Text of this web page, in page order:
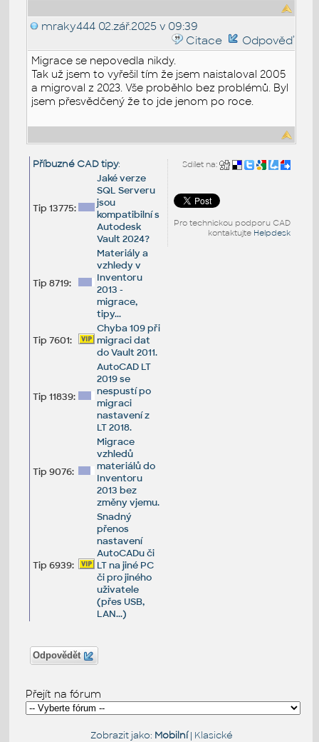
mraky444 02.zář.2025 v 09:39
Citace
Odpověď
Migrace se nepovedla nikdy.
Tak už jsem to vyřešil tím že jsem naistaloval 2005
a migroval z 2023. Vše proběhlo bez problémů. Byl
jsem přesvědčený že to jde jenom po roce.
Sdílet na:
Pro technickou podporu CAD
kontaktujte Helpdesk
Příbuzné CAD tipy:
Tip 13775:
Jaké verze
SQL Serveru
jsou
kompatibilní s
Autodesk
Vault 2024?
Tip 8719:
Materiály a
vzhledy v
Inventoru
2013 -
migrace,
tipy...
Tip 7601:
Chyba 109 při
migraci dat
do Vault 2011.
Tip 11839:
AutoCAD LT
2019 se
nespustí po
migraci
nastavení z
LT 2018.
Tip 9076:
Migrace
vzhledů
materiálů do
Inventoru
2013 bez
změny vjemu.
Tip 6939:
Snadný
přenos
nastavení
AutoCADu či
LT na jiné PC
či pro jiného
uživatele
(přes USB,
LAN...)
Odpovědět
Přejít na fórum
Zobrazit jako: Mobilní| Klasické